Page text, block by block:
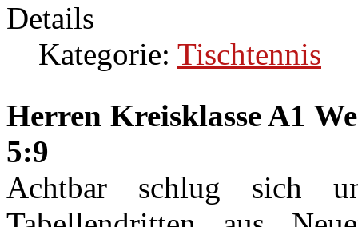
Details
Kategorie: Tischtennis
Herren Kreisklasse A1
5:9
Achtbar schlug sich